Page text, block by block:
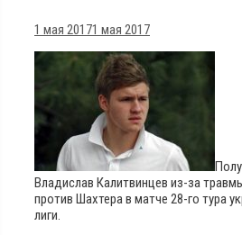
1 мая 20171 мая 2017
Владислав Калитвинцев из-за
против Шахтера в матче 28-го тура
лиги.